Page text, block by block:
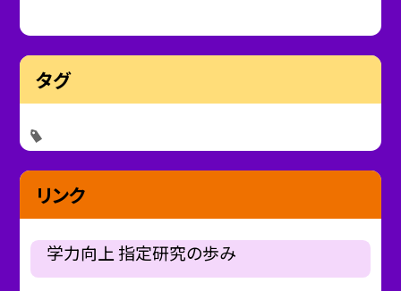
タグ
リンク
学力向上 指定研究の歩み